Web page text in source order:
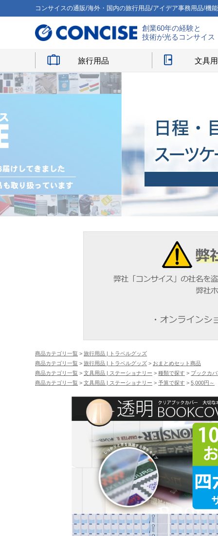
コンサイスの通販/海外・国内の旅行用品/アイデア事務用品/機
創業60年の経験と
技術が光るコンサイス
旅行用品 文具
商品カテゴリ一覧 > 旅行用品 | トラベルグッズ
商品カテゴリ一覧 > 旅行用品 | トラベルグッズ > おまとめセット商品
商品カテゴリ一覧 > 文具用品 | ステーショナリー > 種類で探す > ブックカ
商品カテゴリ一覧 > 文具用品 | ステーショナリー > 予算で探す > 5,000円～